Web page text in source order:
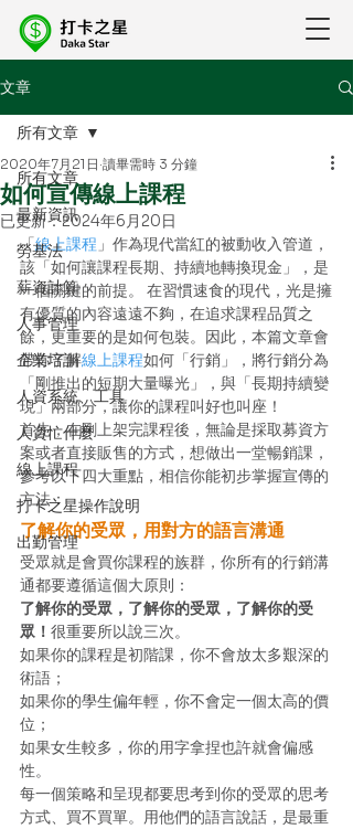
文章
所有文章
最新資訊
勞基法
薪資計算
人事管理
企業培訓
人資系統、工具
人資忙什麼
線上課程
打卡之星操作說明
出勤管理
所有文章
如何宣傳線上課程
2020年7月21日 讀畢需時 3 分鐘
已更新：2024年6月20日
「線上課程 」作為現代當紅的被動收入管道，
該「如何讓課程長期、持續地轉換現金」，是
一個關鍵的前提。 在習慣速食的現代，光是擁
有優質的內容遠遠不夠，在追求課程品質之
餘，更重要的是如何包裝。因此，本篇文章會
帶你了解線上課程如何「行銷」，將行銷分為
「剛推出的短期大量曝光」，與「長期持續變
現」兩部分，讓你的課程叫好也叫座！
首先，在剛上架完課程後，無論是採取募資方
案或者直接販售的方式，想做出一堂暢銷課，
參考以下四大重點，相信你能初步掌握宣傳的
方法：
了解你的受眾，用對方的語言溝通
受眾就是會買你課程的族群，你所有的行銷溝
通都要遵循這個大原則：
了解你的受眾，了解你的受眾，了解你的受
眾！ 很重要所以說三次。
如果你的課程是初階課，你不會放太多艱深的
術語；
如果你的學生偏年輕，你不會定一個太高的價
位；
如果女生較多，你的用字拿捏也許就會偏感
性。
每一個策略和呈現都要思考到你的受眾的思考
方式、買不買單。用他們的語言說話，是最重